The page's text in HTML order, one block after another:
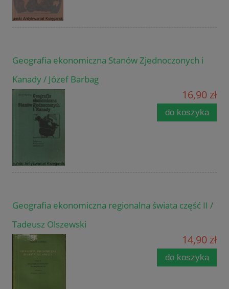
Geografia ekonomiczna Stanów Zjednoczonych i
Kanady / Józef Barbag
16,90 zł
do koszyka
Geografia ekonomiczna regionalna świata część II /
Tadeusz Olszewski
14,90 zł
do koszyka